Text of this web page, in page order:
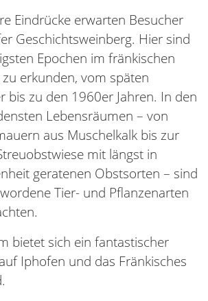
Eindrücke erwarten Besucher
Geschichtsweinberg. Hier sind
Epochen im fränkischen
erkunden, vom späten
bis zu den 1960er Jahren. In den
Lebensräumen – von
aus Muschelkalk bis zur
mit längst in
geratenen Obstsorten – sind
Tier- und Pflanzenarten
bietet sich ein fantastischer
Iphofen und das Fränkisches